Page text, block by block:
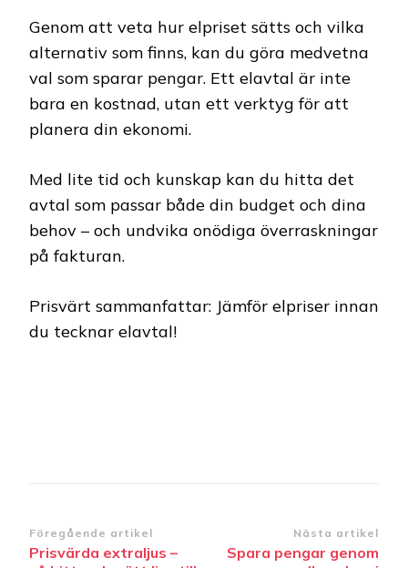
Genom att veta hur elpriset sätts och vilka
alternativ som finns, kan du göra medvetna
val som sparar pengar. Ett elavtal är inte
bara en kostnad, utan ett verktyg för att
planera din ekonomi.
Med lite tid och kunskap kan du hitta det
avtal som passar både din budget och dina
behov – och undvika onödiga överraskningar
på fakturan.
Prisvärt sammanfattar: Jämför elpriser innan
du tecknar elavtal!
Inläggsnavigering
Föregående artikel
Prisvärda extraljus –
Nästa artikel
Spara pengar genom